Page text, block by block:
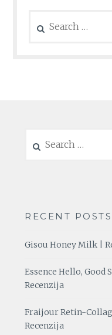
for:
for:
RECENT POSTS
Gisou Honey Milk |
Essence Hello, Good
Recenzija
Fraijour Retin-
Recenzija